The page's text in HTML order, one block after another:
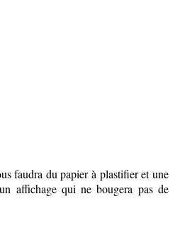
faudra du papier à plastifier et une
affichage qui ne bougera pas de